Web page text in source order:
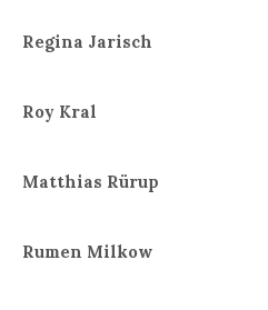
Regina Jarisch
Roy Kral
Matthias Rürup
Rumen Milkow